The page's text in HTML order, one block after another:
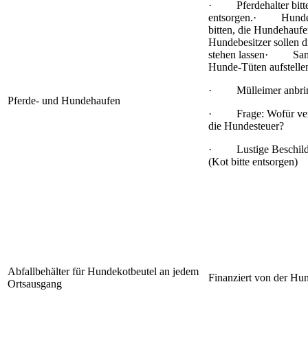
Pferde- und Hundehaufen
· Pferdehalter
entsorgen.·
bitten, die
Hundebesitzer sollen
stehen lassen·
Hunde-Tüten
· Mülleimer
· Frage: Wofür
die Hundesteuer?
· Lustige
(Kot bitte entsorgen)
Abfallbehälter für Hundekotbeutel an jedem
Ortsausgang
Finanziert von der